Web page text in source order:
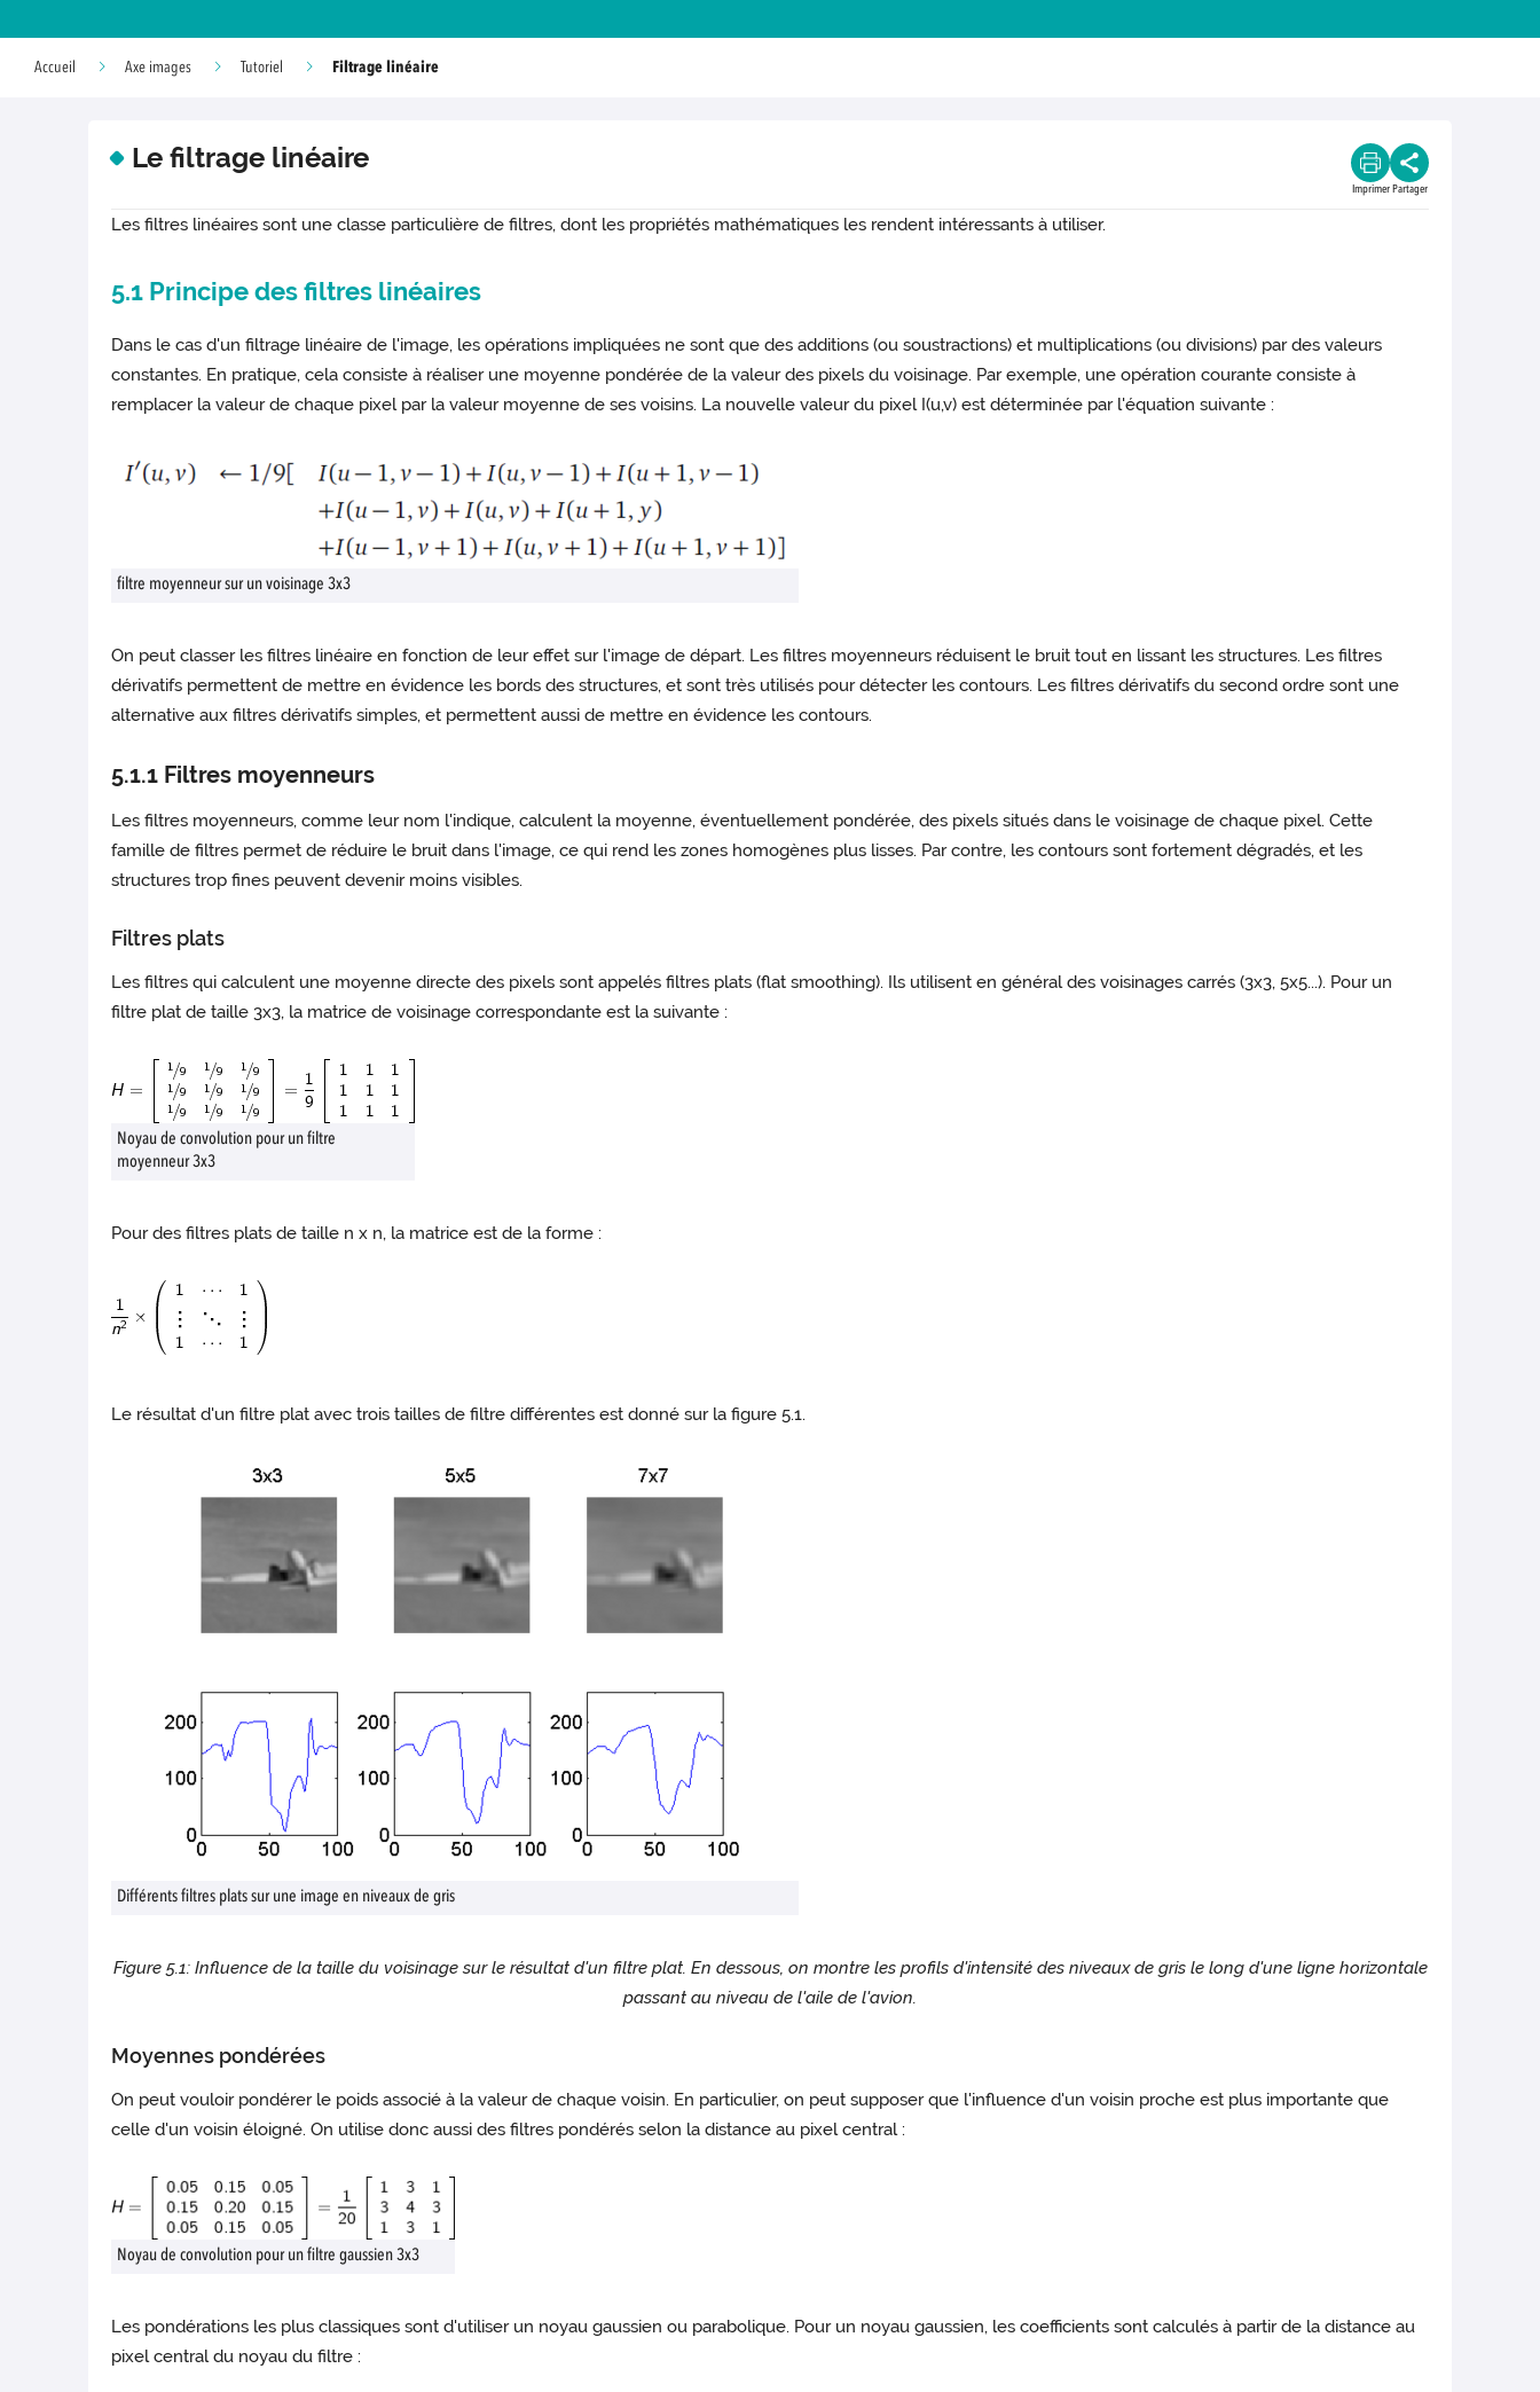
Accueil Axe images Tutoriel Filtrage linéaire
Le filtrage linéaire
Imprimer Partager
Les filtres linéaires sont une classe particulière de filtres, dont les propriétés mathématiques les rendent intéressants à utiliser.
5.1 Principe des filtres linéaires
Dans le cas d'un filtrage linéaire de l'image, les opérations impliquées ne sont que des additions (ou soustractions) et multiplications (ou divisions) par des valeurs
constantes. En pratique, cela consiste à réaliser une moyenne pondérée de la valeur des pixels du voisinage. Par exemple, une opération courante consiste à
remplacer la valeur de chaque pixel par la valeur moyenne de ses voisins. La nouvelle valeur du pixel I(u,v) est déterminée par l'équation suivante :
filtre moyenneur sur un voisinage 3x3
On peut classer les filtres linéaire en fonction de leur effet sur l'image de départ. Les filtres moyenneurs réduisent le bruit tout en lissant les structures. Les filtres
dérivatifs permettent de mettre en évidence les bords des structures, et sont très utilisés pour détecter les contours. Les filtres dérivatifs du second ordre sont une
alternative aux filtres dérivatifs simples, et permettent aussi de mettre en évidence les contours.
5.1.1 Filtres moyenneurs
Les filtres moyenneurs, comme leur nom l'indique, calculent la moyenne, éventuellement pondérée, des pixels situés dans le voisinage de chaque pixel. Cette
famille de filtres permet de réduire le bruit dans l'image, ce qui rend les zones homogènes plus lisses. Par contre, les contours sont fortement dégradés, et les
structures trop fines peuvent devenir moins visibles.
Filtres plats
Les filtres qui calculent une moyenne directe des pixels sont appelés filtres plats (flat smoothing). Ils utilisent en général des voisinages carrés (3x3, 5x5...). Pour un
filtre plat de taille 3x3, la matrice de voisinage correspondante est la suivante :
Noyau de convolution pour un filtre
moyenneur 3x3
Pour des filtres plats de taille n x n, la matrice est de la forme :
Le résultat d'un filtre plat avec trois tailles de filtre différentes est donné sur la figure 5.1.
Différents filtres plats sur une image en niveaux de gris
Figure 5.1: Influence de la taille du voisinage sur le résultat d'un filtre plat. En dessous, on montre les profils d'intensité des niveaux de gris le long d'une ligne horizontale
passant au niveau de l'aile de l'avion.
Moyennes pondérées
On peut vouloir pondérer le poids associé à la valeur de chaque voisin. En particulier, on peut supposer que l'influence d'un voisin proche est plus importante que
celle d'un voisin éloigné. On utilise donc aussi des filtres pondérés selon la distance au pixel central :
Noyau de convolution pour un filtre gaussien 3x3
Les pondérations les plus classiques sont d'utiliser un noyau gaussien ou parabolique. Pour un noyau gaussien, les coefficients sont calculés à partir de la distance au
pixel central du noyau du filtre :